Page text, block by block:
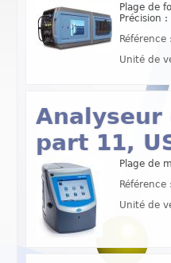
Plage de
Précision
Unité de
Analyseur
part 11,
Plage de
Unité de